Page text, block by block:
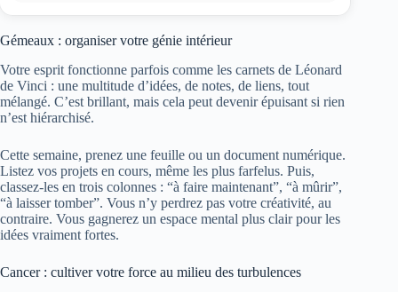
Gémeaux : organiser votre génie intérieur
Votre esprit fonctionne parfois comme les carnets de Léonard
de Vinci : une multitude d’idées, de notes, de liens, tout
mélangé. C’est brillant, mais cela peut devenir épuisant si rien
n’est hiérarchisé.
Cette semaine, prenez une feuille ou un document numérique.
Listez vos projets en cours, même les plus farfelus. Puis,
classez-les en trois colonnes : “à faire maintenant”, “à mûrir”,
“à laisser tomber”. Vous n’y perdrez pas votre créativité, au
contraire. Vous gagnerez un espace mental plus clair pour les
idées vraiment fortes.
Cancer : cultiver votre force au milieu des turbulences